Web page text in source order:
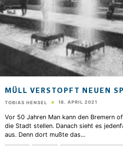
MÜLL VERSTOPFT NEUEN
TOBIAS HENSEL 18. APRIL 2021
Vor 50 Jahren Man kann den Bremern
die Stadt stellen. Danach sieht es
aus. Denn dort mußte das...